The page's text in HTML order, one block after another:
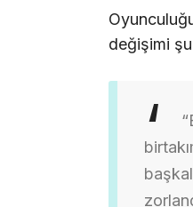
değişimi